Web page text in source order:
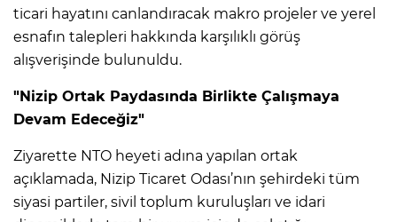
ticari hayatını canlandıracak makro projeler ve yerel
esnafın talepleri hakkında karşılıklı görüş
alışverişinde bulunuldu.
"Nizip Ortak Paydasında Birlikte Çalışmaya
Devam Edeceğiz"
Ziyarette NTO heyeti adına yapılan ortak
açıklamada, Nizip Ticaret Odası’nın şehirdeki tüm
siyasi partiler, sivil toplum kuruluşları ve idari